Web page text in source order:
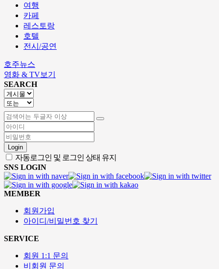
여행
카페
레스토랑
호텔
전시/공연
호주뉴스
영화 & TV보기
SEARCH
Login
자동로그인 및 로그인 상태 유지
SNS LOGIN
MEMBER
회원가입
아이디/비밀번호 찾기
SERVICE
회원 1:1 문의
비회원 문의